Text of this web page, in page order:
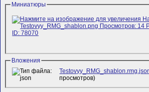
Миниатюры
Вложения
просмотров)